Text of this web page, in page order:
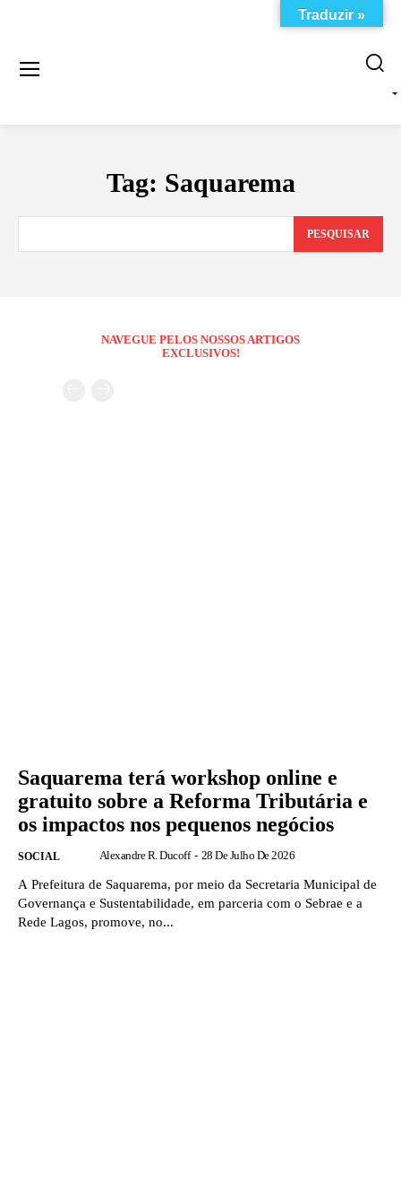
Tag: Saquarema
PESQUISAR
NAVEGUE PELOS NOSSOS ARTIGOS
EXCLUSIVOS!
Saquarema terá workshop online e
gratuito sobre a Reforma Tributária e
os impactos nos pequenos negócios
SOCIAL Alexandre R. Ducoff - 28 De Julho De 2026
A Prefeitura de Saquarema, por meio da Secretaria Municipal de
Governança e Sustentabilidade, em parceria com o Sebrae e a
Rede Lagos, promove, no...
Traduzir »